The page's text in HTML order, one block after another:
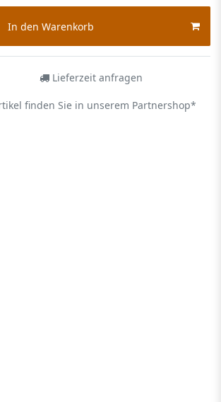
In den Warenkorb
Lieferzeit anfragen
finden Sie in unserem Partnershop*